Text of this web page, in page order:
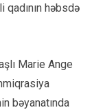
həbsdə
Marie Ange
bəyanatında